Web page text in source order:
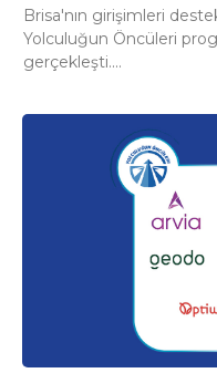
Brisa'nın girişimleri
Yolculuğun Öncüleri
gerçekleşti....